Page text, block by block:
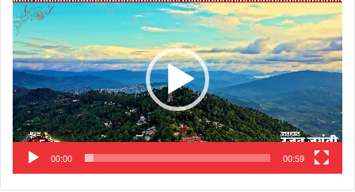
Player
00:00 00:59